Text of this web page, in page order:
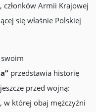
członków Armii Krajowej
się właśnie Polskiej
przedstawia historię
przed wojną:
w której obaj mężczyźni